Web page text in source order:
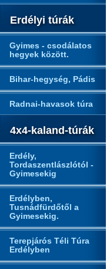
Erdélyi túrák
Gyimes - csodálatos
hegyek között.
Bihar-hegység, Pádis
Radnai-havasok túra
4x4-kaland-túrák
Erdély,
Tordaszentlászlótól -
Gyimesekig
Erdélyben,
Tusnádfürdőtől a
Gyimesekig.
Terepjárós Téli Túra
Erdélyben